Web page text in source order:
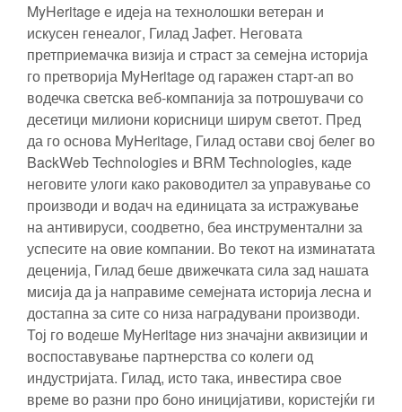
MyHeritage е идеја на технолошки ветеран и
искусен генеалог, Гилад Јафет. Неговата
претприемачка визија и страст за семејна историја
го претворија MyHeritage од гаражен старт-ап во
водечка светска веб-компанија за потрошувачи со
десетици милиони корисници ширум светот. Пред
да го основа MyHeritage, Гилад остави свој белег во
BackWeb Technologies и BRM Technologies, каде
неговите улоги како раководител за управување со
производи и водач на единицата за истражување
на антивируси, соодветно, беа инструментални за
успесите на овие компании. Во текот на изминатата
деценија, Гилад беше движечката сила зад нашата
мисија да ја направиме семејната историја лесна и
достапна за сите со низа наградувани производи.
Тој го водеше MyHeritage низ значајни аквизиции и
воспоставување партнерства со колеги од
индустријата. Гилад, исто така, инвестира свое
време во разни про боно иницијативи, користејќи ги